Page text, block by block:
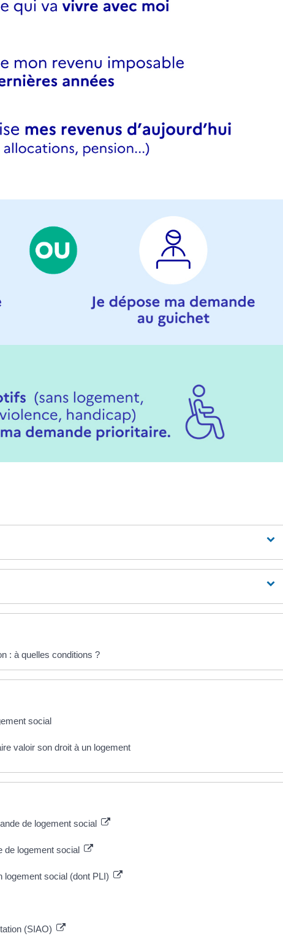
: à quelles conditions ?
social
valoir son droit à un logement
de logement social
de logement social
logement social (dont PLI)
(SIAO)